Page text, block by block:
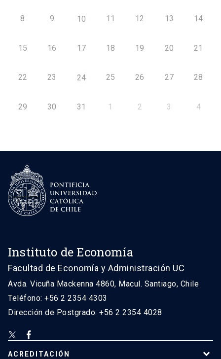
8 9 10 11 12 13 14
15 16 17 18 19 20 21
22 23 24 25 26 27 28
29 30 31 1 2 3 4
Instituto de Economía
Facultad de Economía y Administración UC
Avda. Vicuña Mackenna 4860, Macul. Santiago, Chile
Teléfono: +56 2 2354 4303
Dirección de Postgrado: +56 2 2354 4028
ACREDITACIÓN